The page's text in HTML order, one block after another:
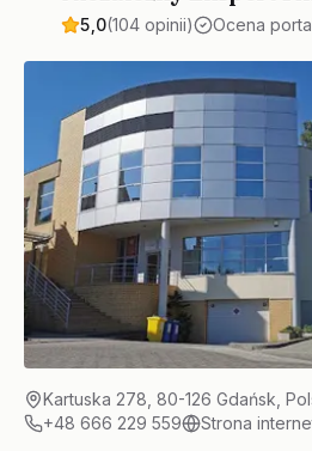
5,0(104 opinii) Ocena
Kartuska 278, 80-126 Gdańsk,
+48 666 229 559
Strona